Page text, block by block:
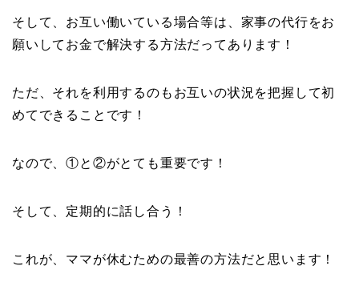
そして、お互い働いている場合等は、家事の代行をお
願いしてお金で解決する方法だってあります！
ただ、それを利用するのもお互いの状況を把握して初
めてできることです！
なので、①と②がとても重要です！
そして、定期的に話し合う！
これが、ママが休むための最善の方法だと思います！